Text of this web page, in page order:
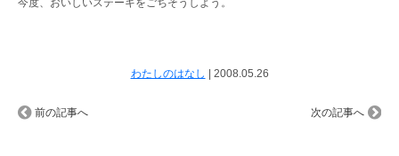
今度、おいしいステーキをごちそうしよう。
前の記事へ
わたしのはなし | 2008.05.26
次の記事へ